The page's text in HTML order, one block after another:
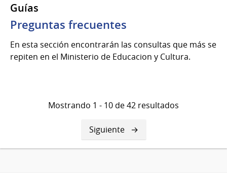
Guías
Preguntas frecuentes
En esta sección encontrarán las consultas que más se
repiten en el Ministerio de Educacion y Cultura.
Mostrando 1 - 10 de 42 resultados
Siguiente
página
Siguiente